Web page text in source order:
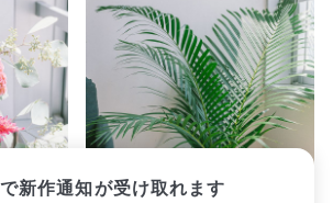
届くサービスですか？
ただけます。
新作通知が受け取れます